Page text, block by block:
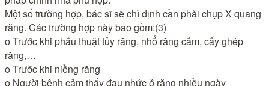
Một số trường hợp, bác sĩ sẽ chỉ định cần phải chụp X quang
răng. Các trường hợp này bao gồm:(3)
o Trước khi phẫu thuật tủy răng, nhổ răng cấm, cấy ghép
răng,…
o Trước khi niềng răng
o Người bệnh cảm thấy đau nhức ở răng nhiều ngày